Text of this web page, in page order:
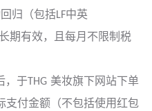
归（包括LF中英
期有效，且每月不限制税
，于THG 美妆旗下网站下单
支付金额（不包括使用红包